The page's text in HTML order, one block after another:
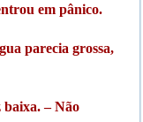
em pânico.
parecia grossa,
baixa. – Não